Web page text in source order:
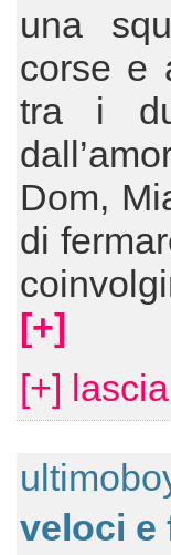
una
corse e
tra i
Dom,
di
[+]
[+]
veloci e